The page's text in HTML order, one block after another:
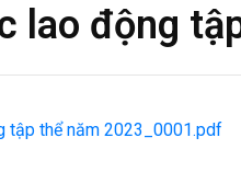
lao động
tập thể năm 2023_0001.pdf